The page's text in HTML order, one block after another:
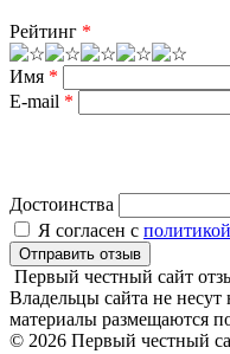
Рейтинг *
Имя *
E-mail *
Достоинства
Я согласен с
Отправить отзыв
Первый честный сайт
Владельцы сайта не
материалы размещаются
© 2026 Первый честный